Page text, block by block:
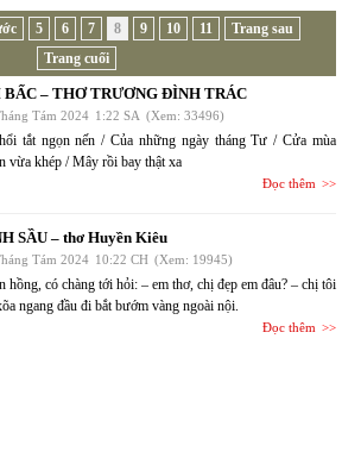
5 6 7 8 9 10 11
Trang sau
Trang cuối
BẤC – THƠ TRƯƠNG ĐÌNH TRÁC
Tám 2024 1:22 SA (Xem: 33496)
tắt ngọn nến / Của những ngày tháng Tư / Cửa mùa
vừa khép / Mây rồi bay thật xa
Đọc thêm
SẦU – thơ Huyền Kiêu
Tám 2024 10:22 CH (Xem: 19945)
hồng, có chàng tới hỏi: – em thơ, chị đẹp em đâu? – chị tôi
ngang đầu đi bắt bướm vàng ngoài nội.
Đọc thêm